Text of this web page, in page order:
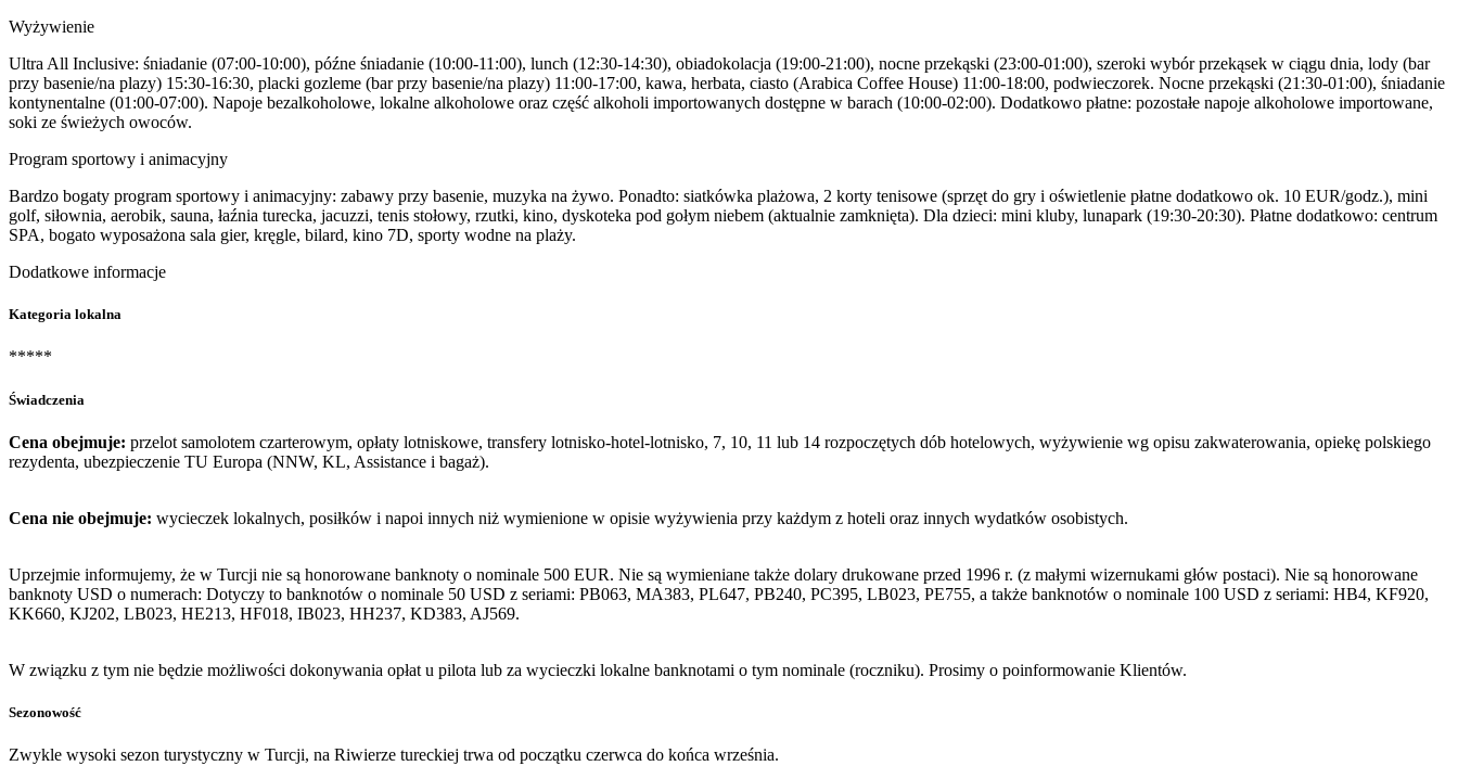
Wyżywienie
Ultra All Inclusive: śniadanie (07:00-10:00), późne śniadanie (10:00-11:00), lunch (12:30-14:30), obiadokolacja (19:00-21:00), nocne przekąski (23:00-01:00), szeroki wybór przekąsek w ciągu dnia, lody (bar
przy basenie/na plazy) 15:30-16:30, placki gozleme (bar przy basenie/na plazy) 11:00-17:00, kawa, herbata, ciasto (Arabica Coffee House) 11:00-18:00, podwieczorek. Nocne przekąski (21:30-01:00), śniadanie
kontynentalne (01:00-07:00). Napoje bezalkoholowe, lokalne alkoholowe oraz część alkoholi importowanych dostępne w barach (10:00-02:00). Dodatkowo płatne: pozostałe napoje alkoholowe importowane,
soki ze świeżych owoców.
Program sportowy i animacyjny
Bardzo bogaty program sportowy i animacyjny: zabawy przy basenie, muzyka na żywo. Ponadto: siatkówka plażowa, 2 korty tenisowe (sprzęt do gry i oświetlenie płatne dodatkowo ok. 10 EUR/godz.), mini
golf, siłownia, aerobik, sauna, łaźnia turecka, jacuzzi, tenis stołowy, rzutki, kino, dyskoteka pod gołym niebem (aktualnie zamknięta). Dla dzieci: mini kluby, lunapark (19:30-20:30). Płatne dodatkowo: centrum
SPA, bogato wyposażona sala gier, kręgle, bilard, kino 7D, sporty wodne na plaży.
Dodatkowe informacje
Kategoria lokalna
*****
Świadczenia
Cena obejmuje: przelot samolotem czarterowym, opłaty lotniskowe, transfery lotnisko-hotel-lotnisko, 7, 10, 11 lub 14 rozpoczętych dób hotelowych, wyżywienie wg opisu zakwaterowania, opiekę polskiego
rezydenta, ubezpieczenie TU Europa (NNW, KL, Assistance i bagaż).
Cena nie obejmuje: wycieczek lokalnych, posiłków i napoi innych niż wymienione w opisie wyżywienia przy każdym z hoteli oraz innych wydatków osobistych.
Uprzejmie informujemy, że w Turcji nie są honorowane banknoty o nominale 500 EUR. Nie są wymieniane także dolary drukowane przed 1996 r. (z małymi wizernukami głów postaci). Nie są honorowane
banknoty USD o numerach: Dotyczy to banknotów o nominale 50 USD z seriami: PB063, MA383, PL647, PB240, PC395, LB023, PE755, a także banknotów o nominale 100 USD z seriami: HB4, KF920,
KK660, KJ202, LB023, HE213, HF018, IB023, HH237, KD383, AJ569.
W związku z tym nie będzie możliwości dokonywania opłat u pilota lub za wycieczki lokalne banknotami o tym nominale (roczniku). Prosimy o poinformowanie Klientów.
Sezonowość
Zwykle wysoki sezon turystyczny w Turcji, na Riwierze tureckiej trwa od początku czerwca do końca września.